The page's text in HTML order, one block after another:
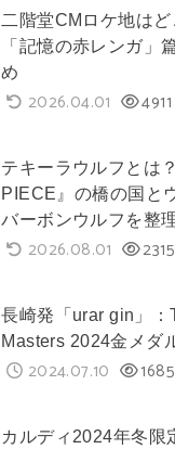
二階堂CMロケ地は
「記憶の赤レンガ」
め
2026.04.01 4911
テキーラウルフとは
PIECE』の橋の国と
バーボンウルフを整
2026.08.01 2315
長崎発「urar gin」：
Masters 2024金メダ
2024.07.10 1685
カルディ2024年冬限